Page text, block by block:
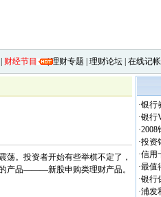
财经节目 |理财专题 理财论坛 在线记帐
荡。投资者开始有些举棋不定了，
产品———新股申购类理财产品。
·银行
·银行
·2008
·投资
·信用
·最值
·银行
·浦发